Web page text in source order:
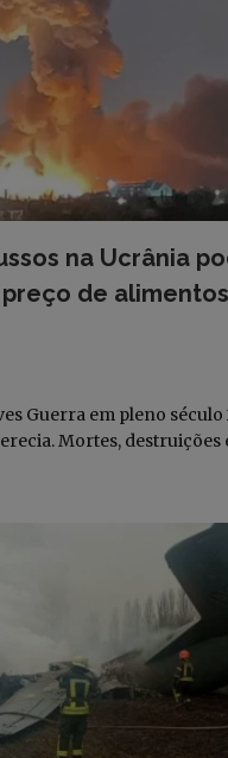
na Ucrânia
de
Guerra em pleno século
Mortes, destruições